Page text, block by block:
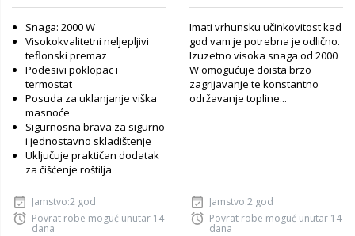
Snaga: 2000 W
Visokokvalitetni neljepljivi
teflonski premaz
Podesivi poklopac i
termostat
Posuda za uklanjanje viška
masnoće
Sigurnosna brava za sigurno
i jednostavno skladištenje
Uključuje praktičan dodatak
za čišćenje roštilja
Jamstvo:2 god
Povrat robe moguć unutar 14
dana
Imati vrhunsku učinkovitost kad
god vam je potrebna je odlično.
Izuzetno visoka snaga od 2000
W omogućuje doista brzo
zagrijavanje te konstantno
održavanje topline...
Jamstvo:2 god
Povrat robe moguć unutar 14
dana